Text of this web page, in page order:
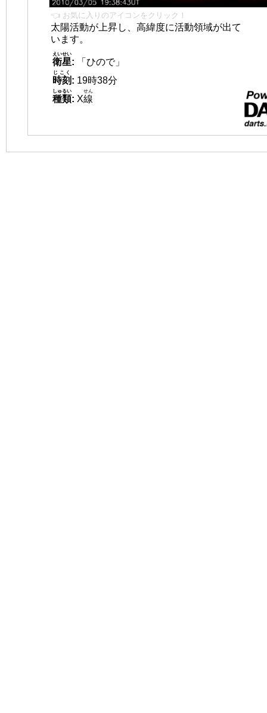
👈 お気に入りのアイコンをクリック！
太陽活動が上昇し、高緯度に活動領域が出て
います。
衛星
えいせい
:
「ひので」
時刻
じこく
: 19時38分
種類
しゅるい
: X線
せん